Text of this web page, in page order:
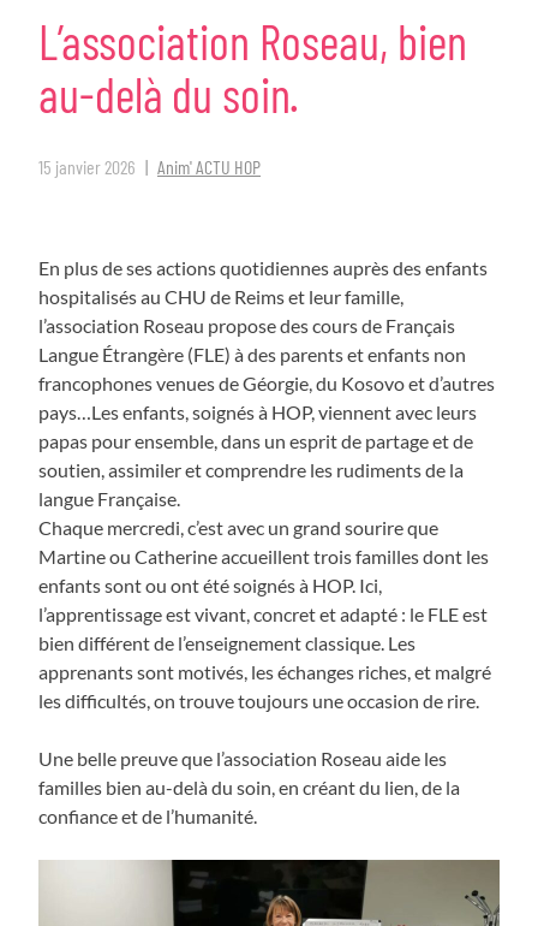
L’association Roseau, bien
au-delà du soin.
15 janvier 2026 Anim' ACTU HOP
En plus de ses actions quotidiennes auprès des enfants
hospitalisés au CHU de Reims et leur famille,
l’association Roseau propose des cours de Français
Langue Étrangère (FLE) à des parents et enfants non
francophones venues de Géorgie, du Kosovo et d’autres
pays…Les enfants, soignés à HOP, viennent avec leurs
papas pour ensemble, dans un esprit de partage et de
soutien, assimiler et comprendre les rudiments de la
langue Française.
Chaque mercredi, c’est avec un grand sourire que
Martine ou Catherine accueillent trois familles dont les
enfants sont ou ont été soignés à HOP. Ici,
l’apprentissage est vivant, concret et adapté : le FLE est
bien différent de l’enseignement classique. Les
apprenants sont motivés, les échanges riches, et malgré
les difficultés, on trouve toujours une occasion de rire.
Une belle preuve que l’association Roseau aide les
familles bien au-delà du soin, en créant du lien, de la
confiance et de l’humanité.